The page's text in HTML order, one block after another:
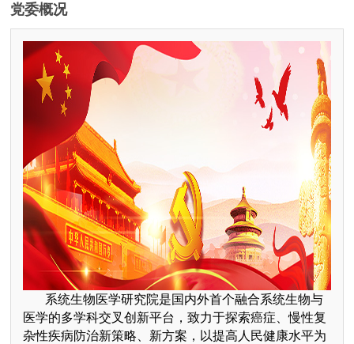
党委概况
系统生物医学研究院是国内外首个融合系统生物与
医学的多学科交叉创新平台，致力于探索癌症、慢性复
杂性疾病防治新策略、新方案，以提高人民健康水平为